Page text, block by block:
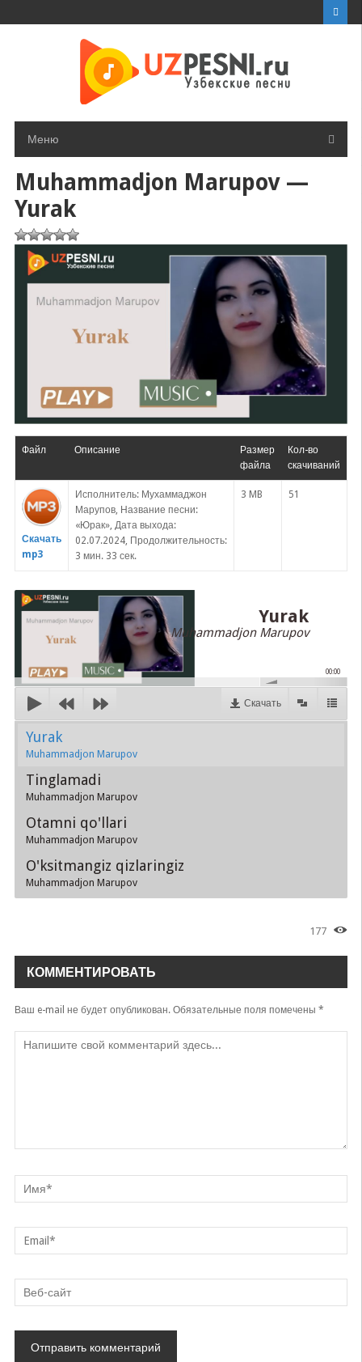
Меню
Muhammadjon Marupov —
Yurak
Файл Описание
Размер
файла
Кол-во
скачиваний
Скачать
mp3
Исполнитель: Мухаммаджон
Марупов, Название песни:
«Юрак», Дата выхода:
02.07.2024, Продолжительность:
3 мин. 33 сек.
3 MB 51
Yurak
Muhammadjon Marupov
00:00
Скачать
Yurak
Muhammadjon Marupov
Tinglamadi
Muhammadjon Marupov
Otamni qo'llari
Muhammadjon Marupov
O'ksitmangiz qizlaringiz
Muhammadjon Marupov
177
КОММЕНТИРОВАТЬ
Ваш e-mail не будет опубликован.Обязательные поля помечены *